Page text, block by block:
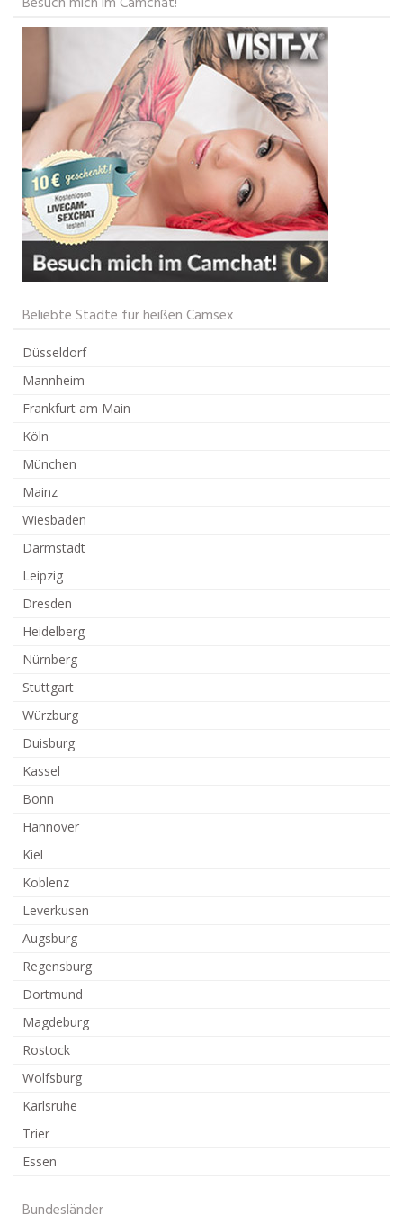
Beliebte Städte für heißen Camsex
Düsseldorf
Mannheim
Frankfurt am Main
Köln
München
Mainz
Wiesbaden
Darmstadt
Leipzig
Dresden
Heidelberg
Nürnberg
Stuttgart
Würzburg
Duisburg
Kassel
Bonn
Hannover
Kiel
Koblenz
Leverkusen
Augsburg
Regensburg
Dortmund
Magdeburg
Rostock
Wolfsburg
Karlsruhe
Trier
Essen
Bundesländer